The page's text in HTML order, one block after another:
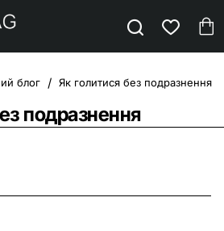
подразнення
блог Як голитися без подразнення